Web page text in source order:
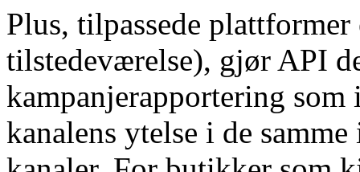
Plus, tilpassede plattformer
tilstedeværelse), gjør API
kampanjerapportering
kanalens ytelse i de